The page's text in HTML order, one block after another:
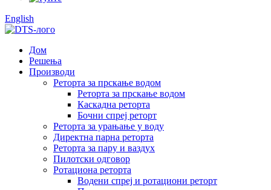
English
Дом
Решења
Производи
Реторта за прскање водом
Реторта за прскање водом
Каскадна реторта
Бочни спреј реторт
Реторта за урањање у воду
Директна парна реторта
Реторта за пару и ваздух
Пилотски одговор
Ротациона реторта
Водени спреј и ротациони реторт